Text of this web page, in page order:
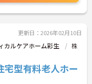
更新日：2026年02月10日
カルケアホーム彩生
株
宅型有料老人ホー